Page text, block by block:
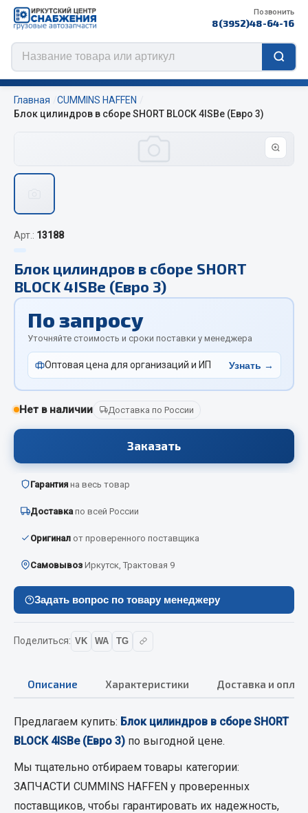
Позвонить
8(3952)48-64-16
QITONG
Весь раздел
Отопители салона, подогреватели
Автономные воздушные отопители
Жидкостные подогреватели
Подогреватели тосола
Автотовары
Автозвук
Автокаталоги
Аптечки и знаки автомобильные
Брызговики
Вентиляторы кабины
Весь раздел
Смазочные материалы
Охладжающие жидкости
Технические жидкости
Главная
CUMMINS HAFFEN
Блок цилиндров в сборе SHORT BLOCK 4ISBe (Евро 3)
Арт.: 13188
Блок цилиндров в сборе SHORT
BLOCK 4ISBe (Евро 3)
По запросу
Уточняйте стоимость и сроки поставки у менеджера
Оптовая цена для организаций и ИП Узнать →
Нет в наличии Доставка по России
Заказать
Гарантия на весь товар
Доставка по всей России
Оригинал от проверенного поставщика
Самовывоз Иркутск, Трактовая 9
Задать вопрос по товару менеджеру
Поделиться: VK WA TG
Описание Характеристики Доставка и
Предлагаем купить: Блок цилиндров в сборе SHORT
BLOCK 4ISBe (Евро 3) по выгодной цене.
Мы тщательно отбираем товары категории:
ЗАПЧАСТИ CUMMINS HAFFEN у проверенных
поставщиков, чтобы гарантировать их надежность,